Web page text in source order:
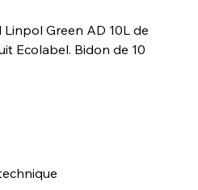
Green AD 10L de
Ecolabel. Bidon de 10